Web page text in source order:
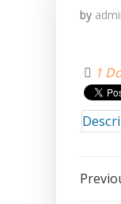
by
1